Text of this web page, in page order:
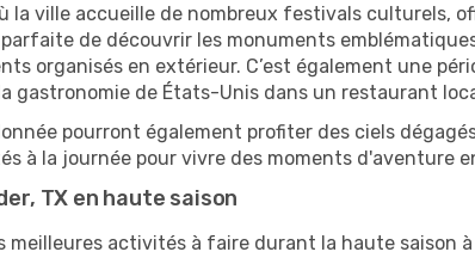
la ville accueille de nombreux festivals culturels,
parfaite de découvrir les monuments
organisés en extérieur. C’est également une
gastronomie de États-Unis dans un restaurant
pourront également profiter des ciels
à la journée pour vivre des moments d'aventure
TX en haute saison
meilleures activités à faire durant la haute saison à